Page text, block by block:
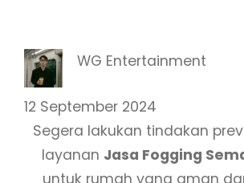
WG Entertainment
12 September 2024
Segera lakukan tindakan
layanan Jasa Fogging
untuk rumah yang aman